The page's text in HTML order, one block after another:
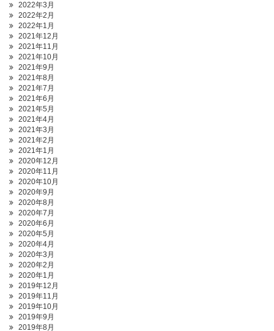
2022年3月
2022年2月
2022年1月
2021年12月
2021年11月
2021年10月
2021年9月
2021年8月
2021年7月
2021年6月
2021年5月
2021年4月
2021年3月
2021年2月
2021年1月
2020年12月
2020年11月
2020年10月
2020年9月
2020年8月
2020年7月
2020年6月
2020年5月
2020年4月
2020年3月
2020年2月
2020年1月
2019年12月
2019年11月
2019年10月
2019年9月
2019年8月